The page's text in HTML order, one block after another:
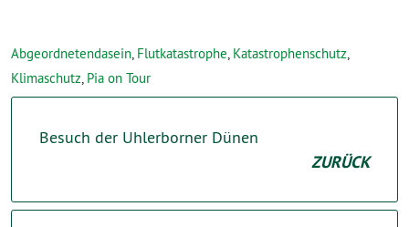
Abgeordnetendasein Flutkatastrophe Katastrophenschutz
Klimaschutz Pia on Tour
Besuch der Uhlerborner Dünen
ZURÜCK